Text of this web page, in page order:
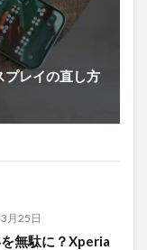
プレイの直し方
月25日
無駄に？Xperia